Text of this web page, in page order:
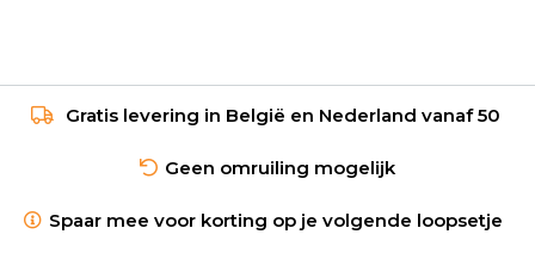
Gratis levering in België en Nederland vanaf 50
Geen omruiling mogelijk
Spaar mee voor korting op je volgende loopsetje